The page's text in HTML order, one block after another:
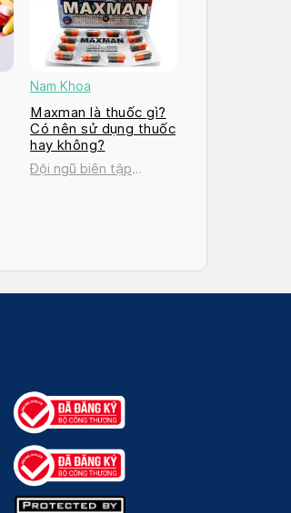
Nam Khoa
Maxman là thuốc gì?
Có nên sử dụng thuốc
hay không?
Đội ngũ biên tập